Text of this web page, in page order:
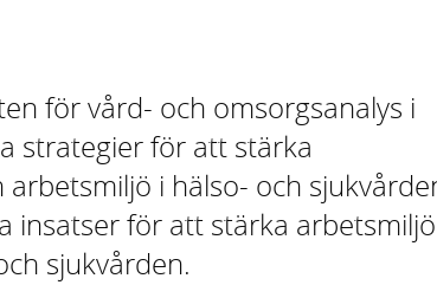
för vård- och omsorgsanalys i
strategier för att stärka
i hälso- och
insatser för att stärka
sjukvården.